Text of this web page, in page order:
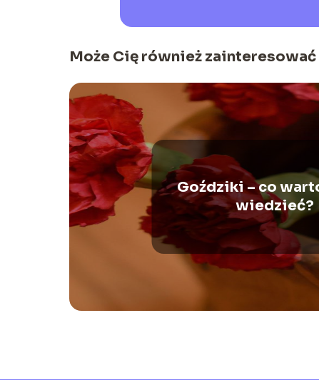
Może Cię również zainteresować
Goździki – co
wiedzieć?